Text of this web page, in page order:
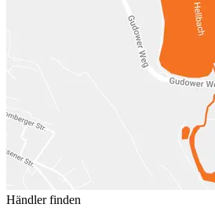
Händler finden